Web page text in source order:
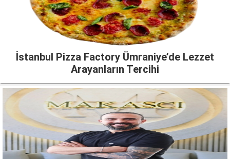
İstanbul Pizza Factory Ümraniye’de Lezzet
Arayanların Tercihi